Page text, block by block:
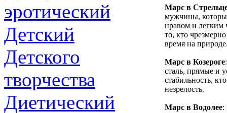
эротический
Детский
Детского
творчества
Диетический
Марс в
мужчины,
нравом и
то, кто
время на
Марс в Козероге
сталь, прямые и
стабильность,
незрелость.
Марс в Водолее: